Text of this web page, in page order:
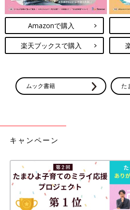
Amazonで購入
楽天ブックスで購入
ムック書籍 た
キャンペーン